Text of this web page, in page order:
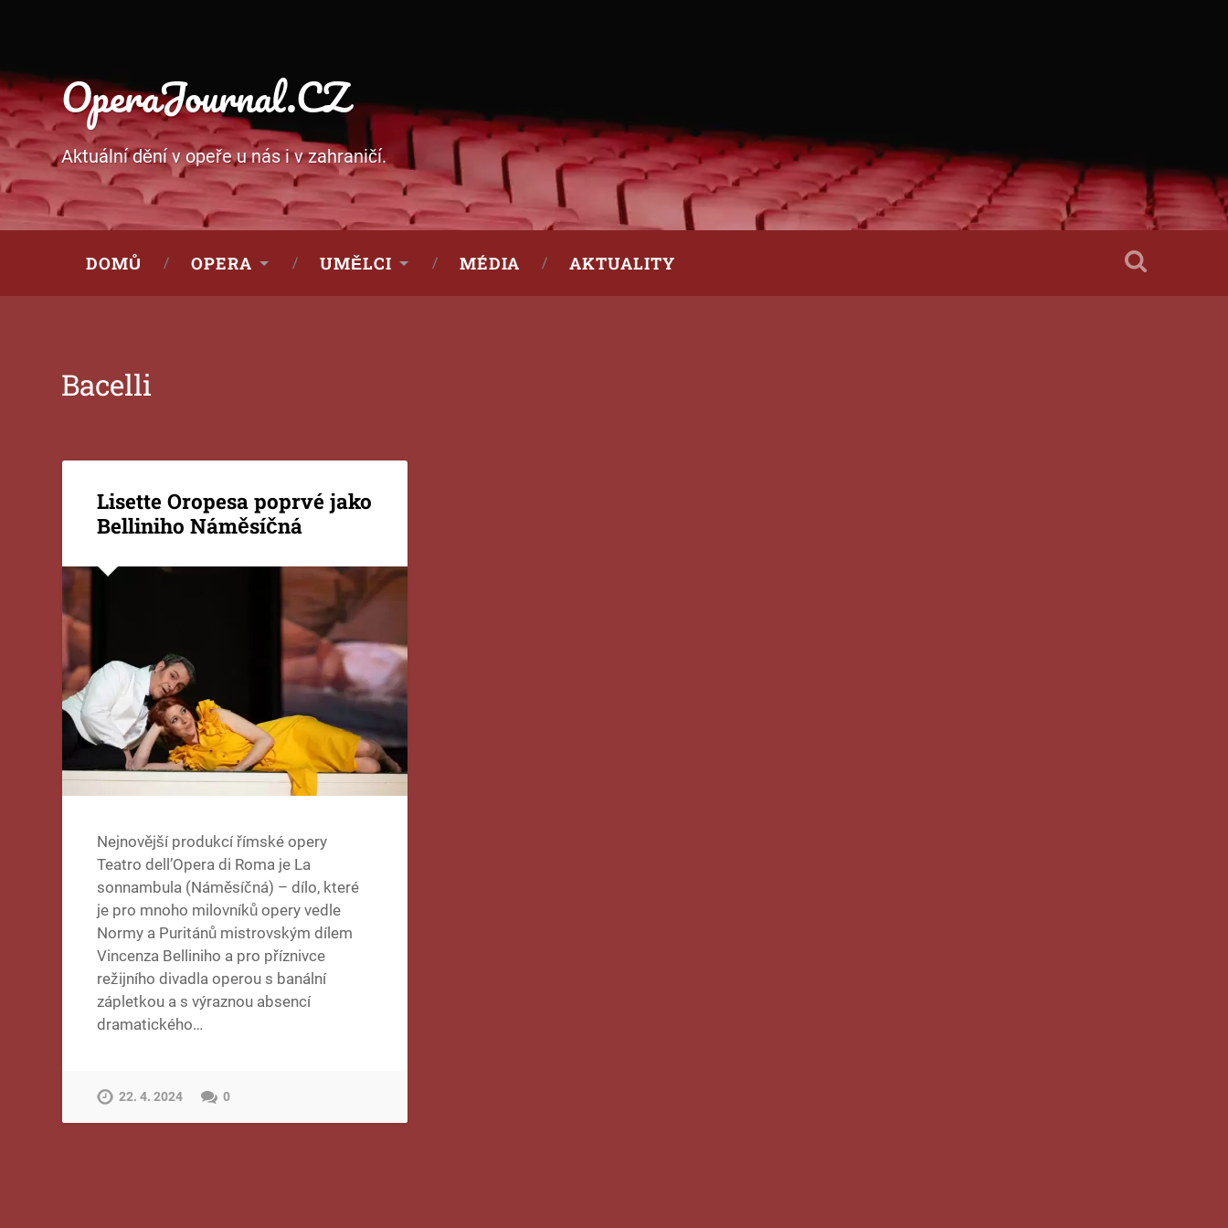
OperaJournal.CZ
Aktuální dění v opeře u nás i v zahraničí.
DOMŮ OPERA UMĚLCI MÉDIA AKTUALITY
Bacelli
Lisette Oropesa poprvé jako
Belliniho Náměsíčná
Nejnovější produkcí římské opery
Teatro dell’Opera di Roma je La
sonnambula (Náměsíčná) – dílo, které
je pro mnoho milovníků opery vedle
Normy a Puritánů mistrovským dílem
Vincenza Belliniho a pro příznivce
režijního divadla operou s banální
zápletkou a s výraznou absencí
dramatického…
22. 4. 2024 0